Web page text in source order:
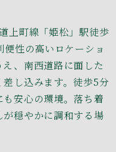
上町線「姫松」駅徒歩
性の高いロケーショ
、南西道路に面した
し込みます。徒歩5分
安心の環境。落ち着
穏やかに調和する場